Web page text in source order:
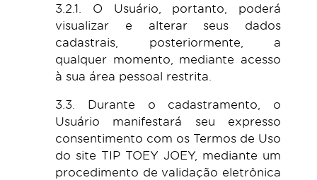
3.2.1. O Usuário, portanto, poderá
visualizar e alterar seus dados
cadastrais, posteriormente, a
qualquer momento, mediante acesso
à sua área pessoal restrita.
3.3. Durante o cadastramento, o
Usuário manifestará seu expresso
consentimento com os Termos de Uso
do site TIP TOEY JOEY, mediante um
procedimento de validação eletrônica